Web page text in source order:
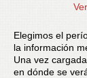
Elegimos el
la información
Una vez
en dónde se